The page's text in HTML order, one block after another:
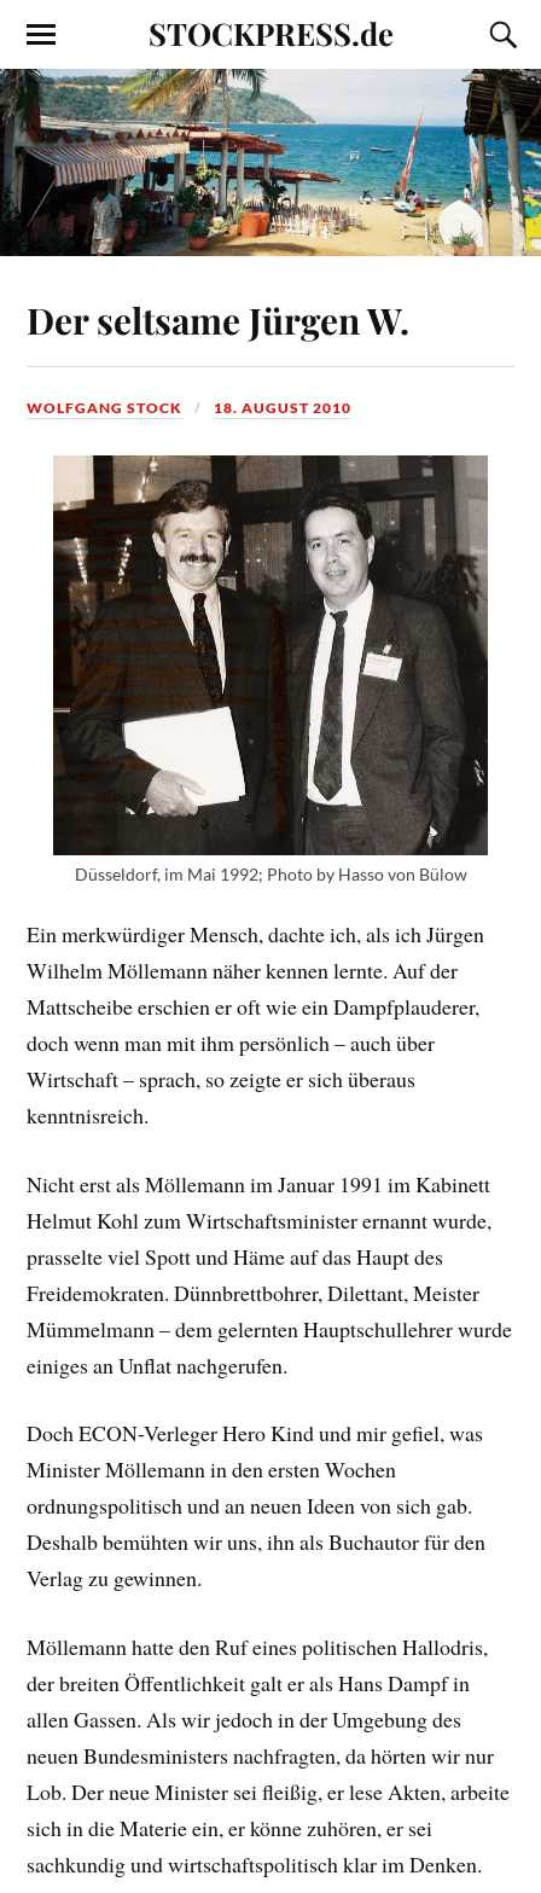
STOCKPRESS.de
Der seltsame Jürgen W.
WOLFGANG STOCK 18. AUGUST 2010
Düsseldorf, im Mai 1992; Photo by Hasso von Bülow
Ein merkwürdiger Mensch, dachte ich, als ich Jürgen
Wilhelm Möllemann näher kennen lernte. Auf der
Mattscheibe erschien er oft wie ein Dampfplauderer,
doch wenn man mit ihm persönlich – auch über
Wirtschaft – sprach, so zeigte er sich überaus
kenntnisreich.
Nicht erst als Möllemann im Januar 1991 im Kabinett
Helmut Kohl zum Wirtschaftsminister ernannt wurde,
prasselte viel Spott und Häme auf das Haupt des
Freidemokraten. Dünnbrettbohrer, Dilettant, Meister
Mümmelmann – dem gelernten Hauptschullehrer wurde
einiges an Unflat nachgerufen.
Doch ECON-Verleger Hero Kind und mir gefiel, was
Minister Möllemann in den ersten Wochen
ordnungspolitisch und an neuen Ideen von sich gab.
Deshalb bemühten wir uns, ihn als Buchautor für den
Verlag zu gewinnen.
Möllemann hatte den Ruf eines politischen Hallodris,
der breiten Öffentlichkeit galt er als Hans Dampf in
allen Gassen. Als wir jedoch in der Umgebung des
neuen Bundesministers nachfragten, da hörten wir nur
Lob. Der neue Minister sei fleißig, er lese Akten, arbeite
sich in die Materie ein, er könne zuhören, er sei
sachkundig und wirtschaftspolitisch klar im Denken.